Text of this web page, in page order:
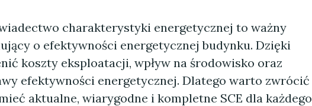
charakterystyki energetycznej to ważny
o efektywności energetycznej budynku. Dzięki
koszty eksploatacji, wpływ na środowisko oraz
efektywności energetycznej. Dlatego warto zwrócić
aktualne, wiarygodne i kompletne SCE dla każdego